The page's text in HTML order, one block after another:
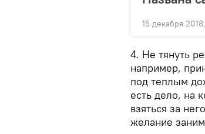
15 декабря
4. Не тянуть
например,
под теплым
есть дело, на
взяться за
желание